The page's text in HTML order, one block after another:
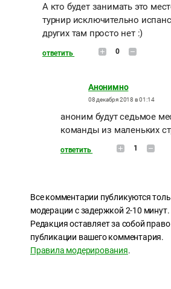
А кто будет занимать это
турнир исключительно
других там просто нет :)
ответить 0
Анонимно
08 декабря 2018 в 01:14
аноним будут седьмое
команды из маленьких
ответить 1
Все комментарии публикуются
модерации с задержкой 2-10 минут.
Редакция оставляет за собой
публикации вашего комментария.
Правила модерирования.